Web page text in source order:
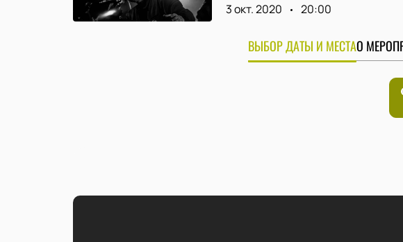
3 окт. 2020
20:00
ВЫБОР ДАТЫ И МЕСТАО